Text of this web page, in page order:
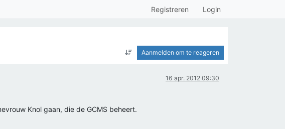
Registreren Login
Aanmelden om te reageren
16 apr. 2012 09:30
Knol gaan, die de GCMS beheert.